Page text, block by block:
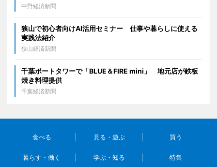
中野経済新聞
狭山で初心者向けAI活用セミナー 仕事や暮らしに使える
実践法紹介
狭山経済新聞
千葉ポートタワーで「BLUE＆FIRE mini」 地元店が鉄板
焼き料理提供
千葉経済新聞
食べる 見る・遊ぶ 買う
暮らす・働く 学ぶ・知る 特集